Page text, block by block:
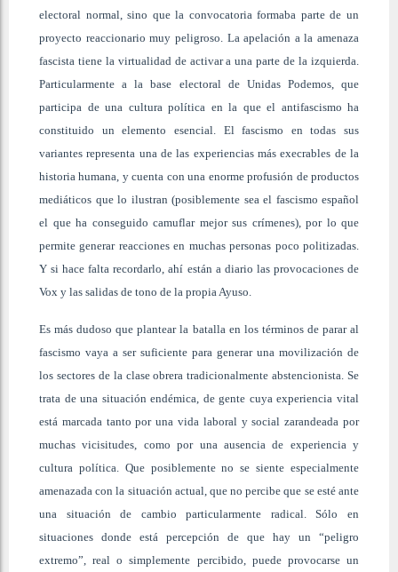
electoral normal, sino que la convocatoria formaba parte de un
proyecto reaccionario muy peligroso. La apelación a la amenaza
fascista tiene la virtualidad de activar a una parte de la izquierda.
Particularmente a la base electoral de Unidas Podemos, que
participa de una cultura política en la que el antifascismo ha
constituido un elemento esencial. El fascismo en todas sus
variantes representa una de las experiencias más execrables de la
historia humana, y cuenta con una enorme profusión de productos
mediáticos que lo ilustran (posiblemente sea el fascismo español
el que ha conseguido camuflar mejor sus crímenes), por lo que
permite generar reacciones en muchas personas poco politizadas.
Y si hace falta recordarlo, ahí están a diario las provocaciones de
Vox y las salidas de tono de la propia Ayuso.
Es más dudoso que plantear la batalla en los términos de parar al
fascismo vaya a ser suficiente para generar una movilización de
los sectores de la clase obrera tradicionalmente abstencionista. Se
trata de una situación endémica, de gente cuya experiencia vital
está marcada tanto por una vida laboral y social zarandeada por
muchas vicisitudes, como por una ausencia de experiencia y
cultura política. Que posiblemente no se siente especialmente
amenazada con la situación actual, que no percibe que se esté ante
una situación de cambio particularmente radical. Sólo en
situaciones donde está percepción de que hay un “peligro
extremo”, real o simplemente percibido, puede provocarse un